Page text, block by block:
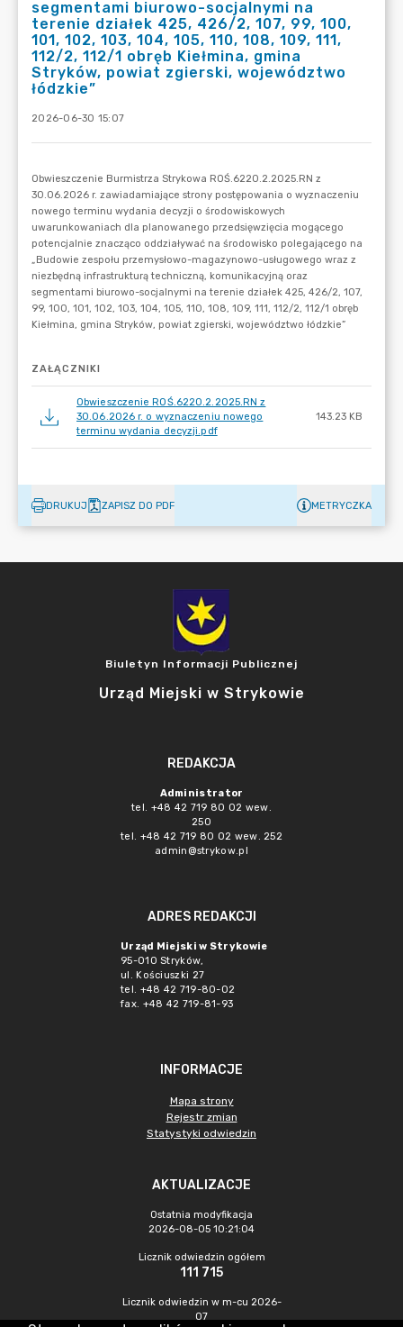
segmentami biurowo-socjalnymi na
terenie działek 425, 426/2, 107, 99, 100,
101, 102, 103, 104, 105, 110, 108, 109, 111,
112/2, 112/1 obręb Kiełmina, gmina
Stryków, powiat zgierski, województwo
łódzkie”
2026-06-30 15:07
ZAŁĄCZNIKI
Obwieszczenie ROŚ.6220.2.2025.RN z
30.06.2026 r. o wyznaczeniu nowego
terminu wydania decyzji.pdf
143.23 KB
DRUKUJ ZAPISZ DO PDF METRYCZKA
Biuletyn Informacji Publicznej
Urząd Miejski w Strykowie
REDAKCJA
Administrator
tel. +48 42 719 80 02 wew.
250
tel. +48 42 719 80 02 wew. 252
admin@strykow.pl
ADRES REDAKCJI
Urząd Miejski w Strykowie
95-010 Stryków,
ul. Kościuszki 27
tel. +48 42 719-80-02
fax. +48 42 719-81-93
INFORMACJE
Mapa strony
Rejestr zmian
Statystyki odwiedzin
AKTUALIZACJE
Ostatnia modyfikacja
2026-08-05 10:21:04
Licznik odwiedzin ogółem
111 715
Licznik odwiedzin w m-cu 2026-
07